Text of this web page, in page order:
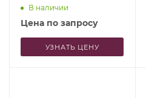
Profi-Chef
В наличии
Цена по запросу
УЗНАТЬ ЦЕНУ